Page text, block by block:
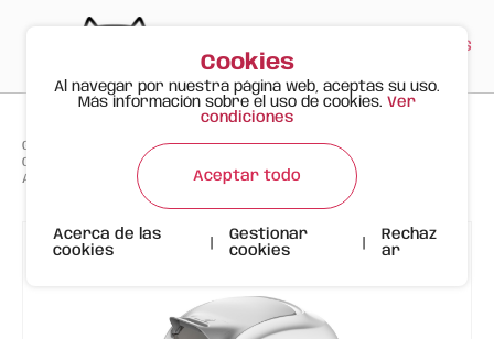
ES
Gato Feliz Productos > Complementos e Areneros
Caja de Arena Premium con Base de Acero Inoxidable y Tapa Frontal
Abatible
Cookies
Al navegar por nuestra página web, aceptas su uso.
Más información sobre el uso de cookies. Ver
condiciones
Aceptar todo
Acerca de las
cookies
Gestionar
cookies
Rechaz
ar